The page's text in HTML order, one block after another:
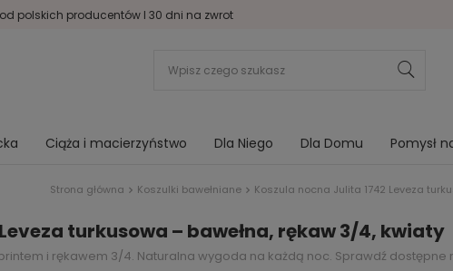
od polskich producentów I 30 dni na zwrot
Ciąża i macierzyństwo Dla Niego Dla Domu Pomysł
Strona główna Koszulki bawełniane Koszula nocna Julita 1742 Leveza
turkusowa – bawełna, rękaw 3/4, kwiaty
i rękawem 3/4. Naturalna wygoda na każdą noc. Sprawdź dostępne